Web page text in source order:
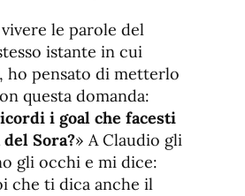
le parole del
istante in cui
ho pensato di metterlo
questa domanda:
i goal che facesti
Sora?» A Claudio gli
gli occhi e mi dice:
che ti dica anche il